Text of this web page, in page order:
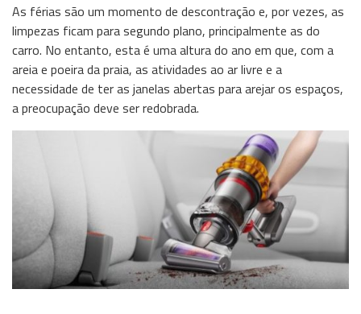
As férias são um momento de descontração e, por vezes, as
limpezas ficam para segundo plano, principalmente as do
carro. No entanto, esta é uma altura do ano em que, com a
areia e poeira da praia, as atividades ao ar livre e a
necessidade de ter as janelas abertas para arejar os espaços,
a preocupação deve ser redobrada.